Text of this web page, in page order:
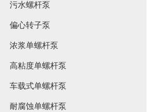
污水螺杆泵
偏心转子泵
浓浆单螺杆泵
高粘度单螺杆泵
车载式单螺杆泵
耐腐蚀单螺杆泵